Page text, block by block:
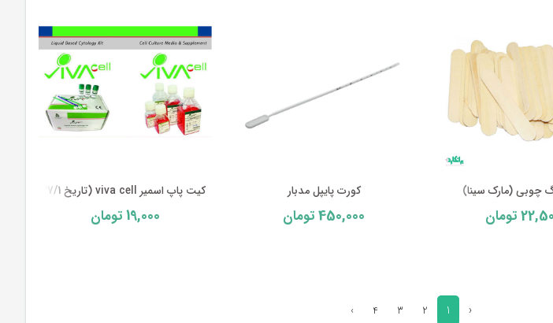
چوبی (مارک سینا)
تومان
کورت پایپل مدبار
450,000 تومان
کیت پاپ اسمیر viva cell (تاریخ 2027/1)
19,000تومان
‹
1
2
3
4
›